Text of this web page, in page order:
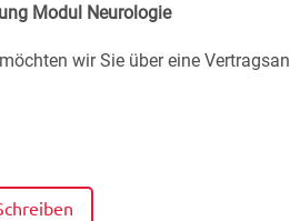
Modul Neurologie
wir Sie über eine